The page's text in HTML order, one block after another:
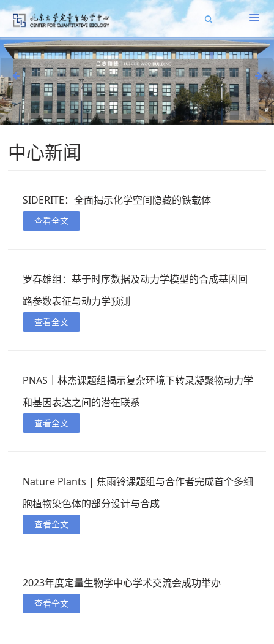
中心新闻
SIDERITE：全面揭示化学空间隐藏的铁载体
查看全文
罗春雄组：基于时序数据及动力学模型的合成基因回
路参数表征与动力学预测
查看全文
PNAS｜林杰课题组揭示复杂环境下转录凝聚物动力学
和基因表达之间的潜在联系
查看全文
Nature Plants | 焦雨铃课题组与合作者完成首个多细
胞植物染色体的部分设计与合成
查看全文
2023年度定量生物学中心学术交流会成功举办
查看全文